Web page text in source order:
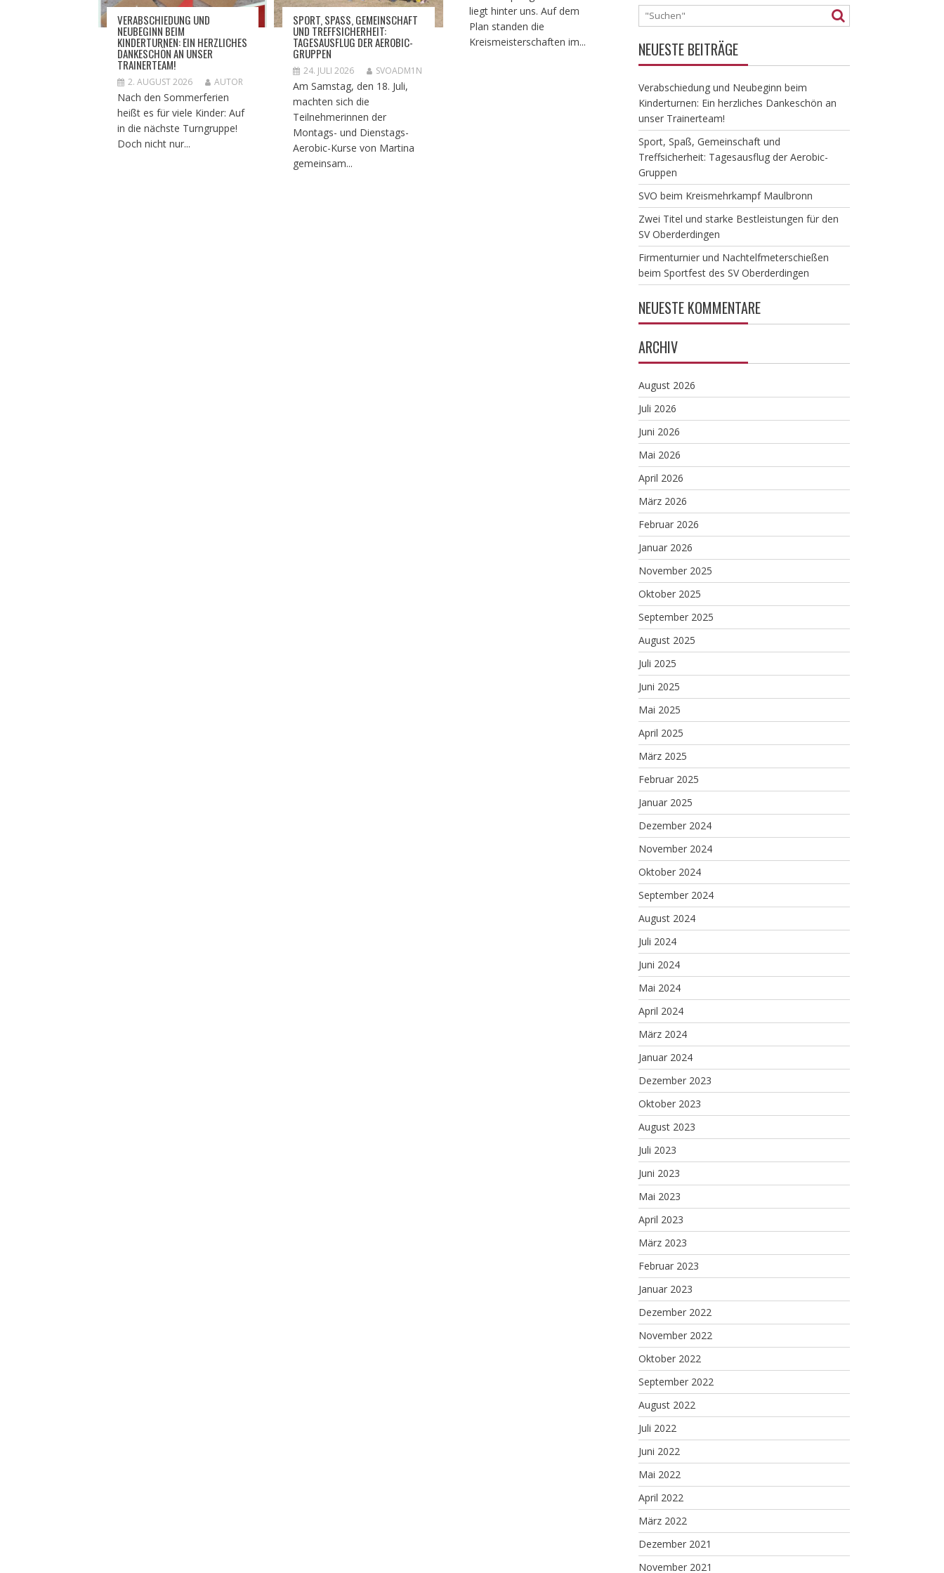
VERABSCHIEDUNG UND
NEUBEGINN BEIM
KINDERTURNEN: EIN HERZLICHES
DANKESCHÖN AN UNSER
TRAINERTEAM!
2. AUGUST 2026 AUTOR
Nach den Sommerferien
heißt es für viele Kinder: Auf
in die nächste Turngruppe!
Doch nicht nur...
​SPORT, SPASS, GEMEINSCHAFT U
ND TREFFSICHERHEIT: T
AGESAUSFLUG DER AEROBIC-G
RUPPEN
24. JULI 2026 SVOADM1N
Am Samstag, den 18. Juli,
machten sich die
Teilnehmerinnen der
Montags- und Dienstags-
Aerobic-Kurse von Martina
gemeinsam...
liegt hinter uns. Auf dem
Plan standen die
Kreismeisterschaften im...
NEUESTE BEITRÄGE
Verabschiedung und Neubeginn beim
Kinderturnen: Ein herzliches Dankeschön an
unser Trainerteam!
​Sport, Spaß, Gemeinschaft und
Treffsicherheit: Tagesausflug der Aerobic-
Gruppen
SVO beim Kreismehrkampf Maulbronn
Zwei Titel und starke Bestleistungen für den
SV Oberderdingen
Firmenturnier und Nachtelfmeterschießen
beim Sportfest des SV Oberderdingen
NEUESTE KOMMENTARE
ARCHIV
August 2026
Juli 2026
Juni 2026
Mai 2026
April 2026
März 2026
Februar 2026
Januar 2026
November 2025
Oktober 2025
September 2025
August 2025
Juli 2025
Juni 2025
Mai 2025
April 2025
März 2025
Februar 2025
Januar 2025
Dezember 2024
November 2024
Oktober 2024
September 2024
August 2024
Juli 2024
Juni 2024
Mai 2024
April 2024
März 2024
Januar 2024
Dezember 2023
Oktober 2023
August 2023
Juli 2023
Juni 2023
Mai 2023
April 2023
März 2023
Februar 2023
Januar 2023
Dezember 2022
November 2022
Oktober 2022
September 2022
August 2022
Juli 2022
Juni 2022
Mai 2022
April 2022
März 2022
Dezember 2021
November 2021